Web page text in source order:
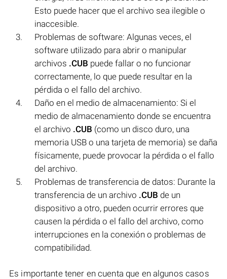
Esto puede hacer que el archivo sea ilegible o
inaccesible.
Problemas de software: Algunas veces, el
software utilizado para abrir o manipular
archivos .CUB puede fallar o no funcionar
correctamente, lo que puede resultar en la
pérdida o el fallo del archivo.
Daño en el medio de almacenamiento: Si el
medio de almacenamiento donde se encuentra
el archivo .CUB (como un disco duro, una
memoria USB o una tarjeta de memoria) se daña
físicamente, puede provocar la pérdida o el fallo
del archivo.
Problemas de transferencia de datos: Durante la
transferencia de un archivo .CUB de un
dispositivo a otro, pueden ocurrir errores que
causen la pérdida o el fallo del archivo, como
interrupciones en la conexión o problemas de
compatibilidad.
Es importante tener en cuenta que en algunos casos